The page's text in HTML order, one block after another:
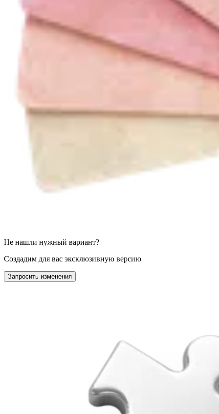
Не нашли нужный вариант?
Создадим для вас эксклюзивную версию
Запросить изменения